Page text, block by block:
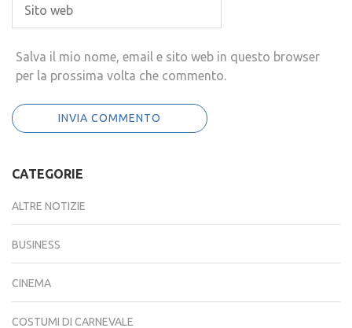
Salva il mio nome, email e sito web in questo browser
per la prossima volta che commento.
CATEGORIE
ALTRE NOTIZIE
BUSINESS
CINEMA
COSTUMI DI CARNEVALE